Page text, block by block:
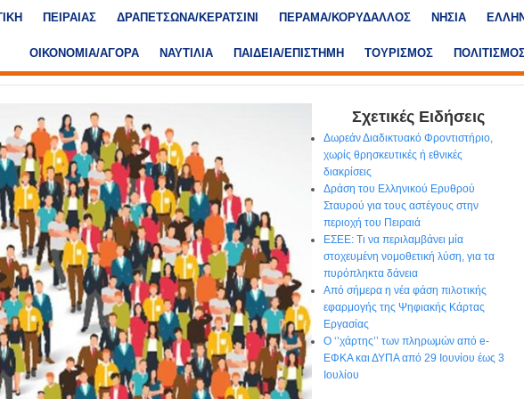
ΠΕΙΡΑΙΑΣ ΔΡΑΠΕΤΣΩΝΑ/ΚΕΡΑΤΣΙΝΙ ΠΕΡΑΜΑ/ΚΟΡΥΔΑΛΛΟΣ ΝΗΣΙΑ
ΟΙΚΟΝΟΜΙΑ/ΑΓΟΡΑ ΝΑΥΤΙΛΙΑ ΠΑΙΔΕΙΑ/ΕΠΙΣΤΗΜΗ ΤΟΥΡΙΣΜΟΣ
Σχετικές Ειδήσεις
Δωρεάν Διαδικτυακό Φροντιστήριο,
χωρίς θρησκευτικές ή εθνικές
διακρίσεις
Δράση του Ελληνικού Ερυθρού
Σταυρού για τους αστέγους στην
περιοχή του Πειραιά
ΕΣΕΕ: Τι να περιλαμβάνει μία
στοχευμένη νομοθετική λύση, για τα
πυρόπληκτα δάνεια
Από σήμερα η νέα φάση πιλοτικής
εφαρμογής της Ψηφιακής Κάρτας
Εργασίας
Ο ‘’χάρτης’’ των πληρωμών από e-
ΕΦΚΑ και ΔΥΠΑ από 29 Ιουνίου έως 3
Ιουλίου